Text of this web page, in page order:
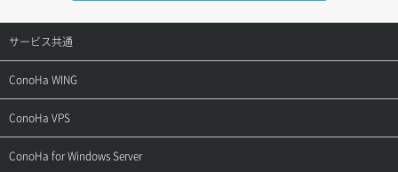
サービス共通
サポートトップ
ご契約・お支払い
ConoHa WING
サポートトップ
ご利用ガイド
ConoHa VPS
サポートトップ
ConoHa for Windows Server